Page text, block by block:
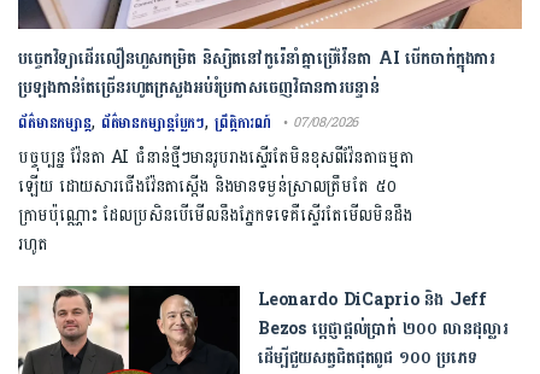
បច្ចេកវិទ្យាដើរលឿនហួសកម្រិត និស្សិតនៅកូរ៉េនាំគ្នាប្រើវ៉ែនតា AI បើកចាក់ក្នុងការ
ប្រឡងកាន់តែច្រើនរហូតក្រសួងអប់រំប្រកាសចេញវិធានការបន្ទាន់
ព័ត៌មានកម្សាន្ត, ព័ត៌មានកម្សាន្តប្លែកៗ, ព្រឹត្តិការណ៍ • 07/08/2026
បច្ចុប្បន្ន វ៉ែនតា AI ជំនាន់ថ្មីៗមានរូបរាងស្ទើរតែមិនខុសពីវ៉ែនតាធម្មតា
ឡើយ ដោយសារជើងវ៉ែនតាស្តើង និងមានទម្ងន់ស្រាលត្រឹមតែ ៥០
ក្រាមប៉ុណ្ណោះ ដែលប្រសិនបើមើលនឹងភ្នែកទទេគឺស្ទើរតែមើលមិនដឹង
រហូត
Leonardo DiCaprio និង Jeff
Bezos ប្តេជ្ញាផ្តល់ប្រាក់ ២០០ លានដុល្លារ
ដើម្បីជួយសត្វជិតផុតពូជ ១០០ ប្រភេទ